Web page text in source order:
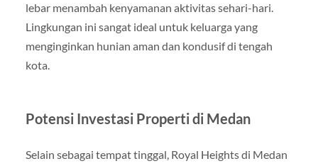
lebar menambah kenyamanan aktivitas sehari-hari.
Lingkungan ini sangat ideal untuk keluarga yang
menginginkan hunian aman dan kondusif di tengah
kota.
Potensi Investasi Properti di Medan
Selain sebagai tempat tinggal, Royal Heights di Medan